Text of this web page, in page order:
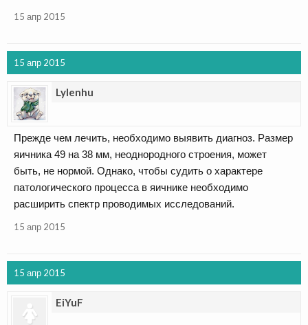
15 апр 2015
15 апр 2015
Lylenhu
Прежде чем лечить, необходимо выявить диагноз. Размер
яичника 49 на 38 мм, неоднородного строения, может
быть, не нормой. Однако, чтобы судить о характере
патологического процесса в яичнике необходимо
расширить спектр проводимых исследований.
15 апр 2015
15 апр 2015
EiYuF